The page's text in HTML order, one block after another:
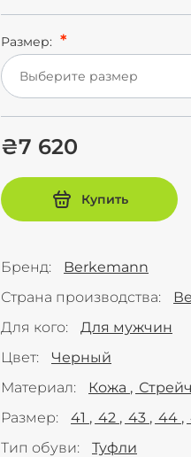
Размер:
Выберите размер
₴7 620
Купить
Бренд
Berkemann
Страна производства
Для кого
Для мужчин
Цвет
Черный
Материал
Кожа
Стрейч
Размер
41 42 43 44
Тип обуви
Туфли